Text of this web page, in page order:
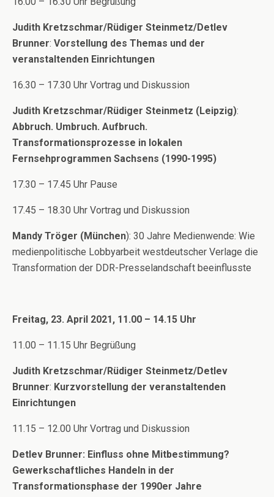
Judith Kretzschmar/Rüdiger Steinmetz/Detlev
Brunner: Vorstellung des Themas und der
veranstaltenden Einrichtungen
16.30 – 17.30 Uhr Vortrag und Diskussion
Judith Kretzschmar/Rüdiger Steinmetz (Leipzig):
Abbruch. Umbruch. Aufbruch.
Transformationsprozesse in lokalen
Fernsehprogrammen Sachsens (1990-1995)
17.30 – 17.45 Uhr Pause
17.45 – 18.30 Uhr Vortrag und Diskussion
Mandy Tröger (München): 30 Jahre Medienwende: Wie
medienpolitische Lobbyarbeit westdeutscher Verlage die
Transformation der DDR-Presselandschaft beeinflusste
Freitag, 23. April 2021, 11.00 – 14.15 Uhr
11.00 – 11.15 Uhr Begrüßung
Judith Kretzschmar/Rüdiger Steinmetz/Detlev
Brunner: Kurzvorstellung der veranstaltenden
Einrichtungen
11.15 – 12.00 Uhr Vortrag und Diskussion
Detlev Brunner: Einfluss ohne Mitbestimmung?
Gewerkschaftliches Handeln in der
Transformationsphase der 1990er Jahre